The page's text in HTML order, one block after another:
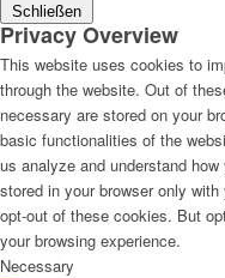
Schließen
Privacy Overview
This website uses cookies to
through the website. Out of
necessary are stored on your
basic functionalities of the
us analyze and understand
stored in your browser only
opt-out of these cookies. But
your browsing experience.
Necessary